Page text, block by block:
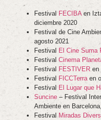
Festival FECIBA en
diciembre 2020
Festival de Cine
agosto 2021
Festival El Cine Suma
Festival Cinema
Festival FESTIVER en
Festival FICCTerra en
Festival El Lugar que
Suncine – Festival
Ambiente en
Festival Miradas